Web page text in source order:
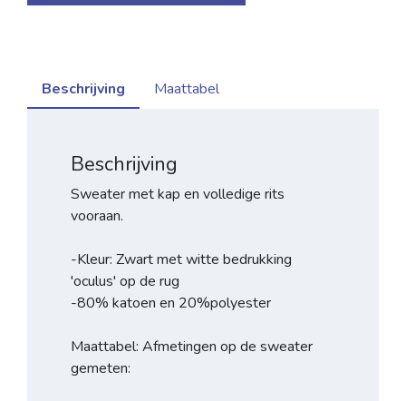
Beschrijving Maattabel
Beschrijving
Sweater met kap en volledige rits
vooraan.
-Kleur: Zwart met witte bedrukking
'oculus' op de rug
-80% katoen en 20%polyester
Maattabel: Afmetingen op de sweater
gemeten: